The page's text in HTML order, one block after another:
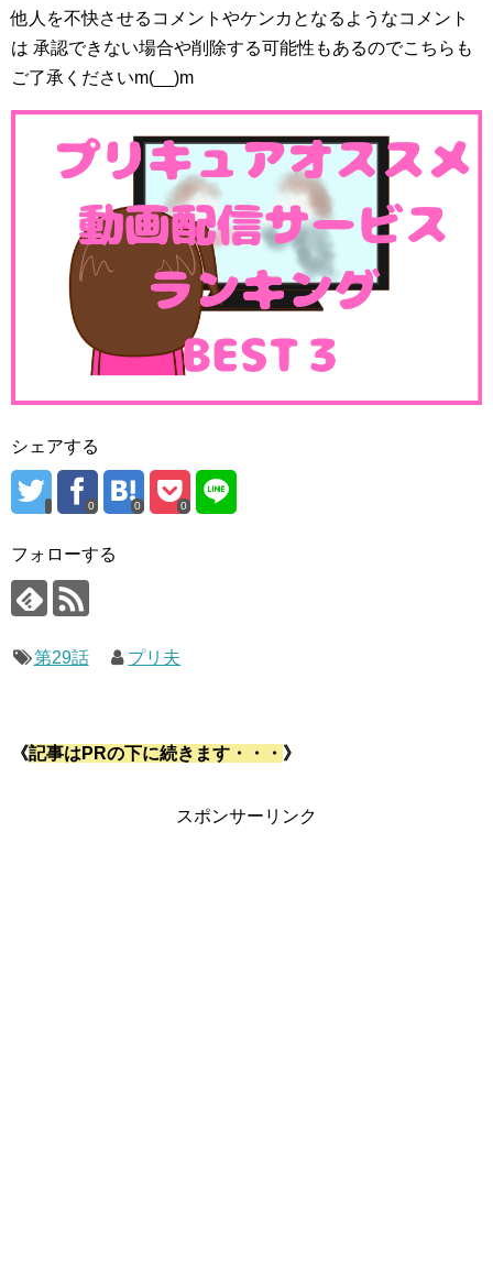
他人を不快させるコメントやケンカとなるようなコメント
は 承認できない場合や削除する可能性もあるのでこちらも
ご了承くださいm(__)m
シェアする
0 0 0
フォローする
第29話 プリ夫
《記事はPRの下に続きます・・・ 》
スポンサーリンク